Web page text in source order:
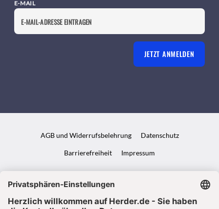
E-MAIL
JETZT ANMELDEN
AGB und Widerrufsbelehrung Datenschutz
Barrierefreiheit Impressum
VERTRAG WIDERRUFEN